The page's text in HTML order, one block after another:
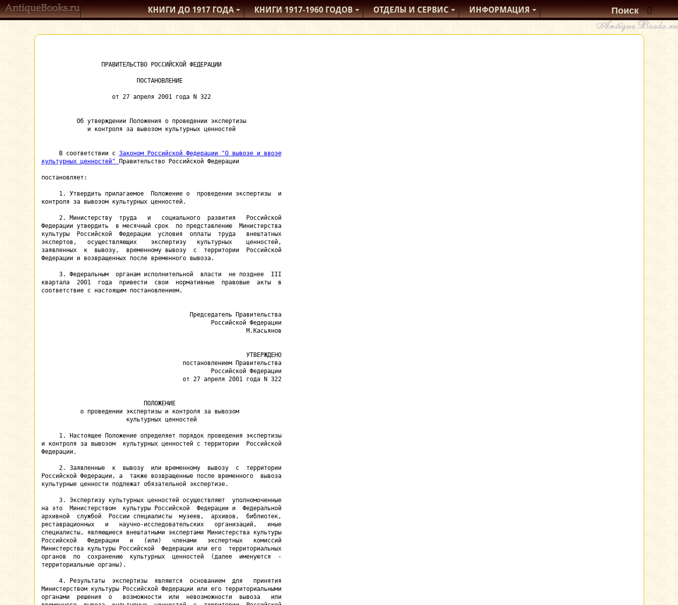
КНИГИ ДО 1917ГОДА КНИГИ1917-1960ГОДОВ ОТДЕЛЫИ СЕРВИС ИНФОРМАЦИЯ
                 ПРАВИТЕЛЬСТВО РОССИЙСКОЙ ФЕДЕРАЦИИ
                           ПОСТАНОВЛЕНИЕ
                    от 27 апреля 2001 года N 322
          Об утверждении Положения о проведении экспертизы
             и контроля за вывозом культурных ценностей
     В соответствии с
Законом Российской Федерации "О вывозе и ввозе
культурных ценностей"
Правительство Российской Федерации
постановляет:
     1. Утвердить прилагаемое  Положение о  проведении экспертизы  и
контроля за вывозом культурных ценностей.
     2. Министерству  труда   и   социального  развития   Российской
Федерации утвердить  в месячный срок  по представлению  Министерства
культуры  Российской  Федерации  условия  оплаты  труда   внештатных
экспертов,   осуществляющих    экспертизу   культурных    ценностей,
заявленных  к  вывозу,  временному вывозу  с  территории  Российской
Федерации и возвращенных после временного вывоза.
     3. Федеральным  органам исполнительной  власти  не позднее  III
квартала  2001  года  привести  свои  нормативные  правовые  акты  в
соответствие с настоящим постановлением.
                                          Председатель Правительства
                                                Российской Федерации
                                                          М.Касьянов
                                                          УТВЕРЖДЕНО
                                        постановлением Правительства
                                                Российской Федерации
                                        от 27 апреля 2001 года N 322
                             ПОЛОЖЕНИЕ
           о проведении экспертизы и контроля за вывозом
                        культурных ценностей
     1. Настоящее Положение определяет порядок проведения экспертизы
и контроля за вывозом  культурных ценностей с территории  Российской
Федерации.
     2. Заявленные  к  вывозу  или временному  вывозу  с  территории
Российской Федерации, а  также возвращенные после временного  вывоза
культурные ценности подлежат обязательной экспертизе.
     3. Экспертизу культурных ценностей осуществляют  уполномоченные
на это  Министерством  культуры Российской  Федерации и  Федеральной
архивной  службой  России специалисты  музеев,  архивов,  библиотек,
реставрационных   и   научно-исследовательских   организаций,   иные
специалисты, являющиеся внештатными экспертами Министерства культуры
Российской   Федерации   и   (или)   членами   экспертных   комиссий
Министерства культуры Российской  Федерации или его  территориальных
органов  по  сохранению  культурных  ценностей  (далее  именуются  -
территориальные органы).
     4. Результаты  экспертизы  являются  основанием  для   принятия
Министерством культуры Российской Федерации или его территориальными
органами  решения  о   возможности  или  невозможности  вывоза   или